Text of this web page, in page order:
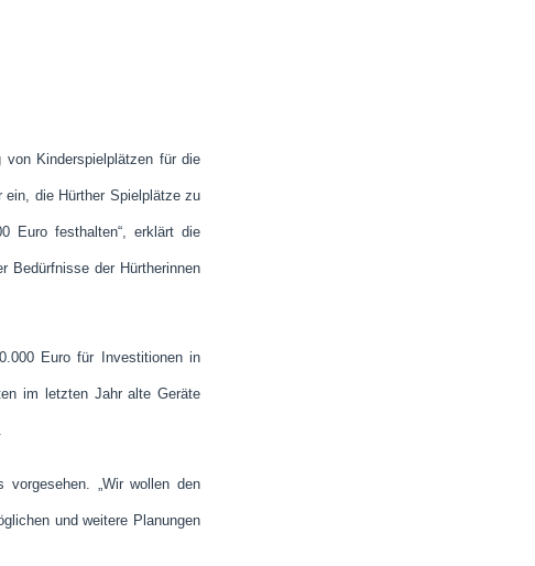
von Kinderspielplätzen für die
ein, die Hürther Spielplätze zu
Euro festhalten“, erklärt die
Bedürfnisse der Hürtherinnen
Euro für Investitionen in
im letzten Jahr alte Geräte
vorgesehen. „Wir wollen den
und weitere Planungen